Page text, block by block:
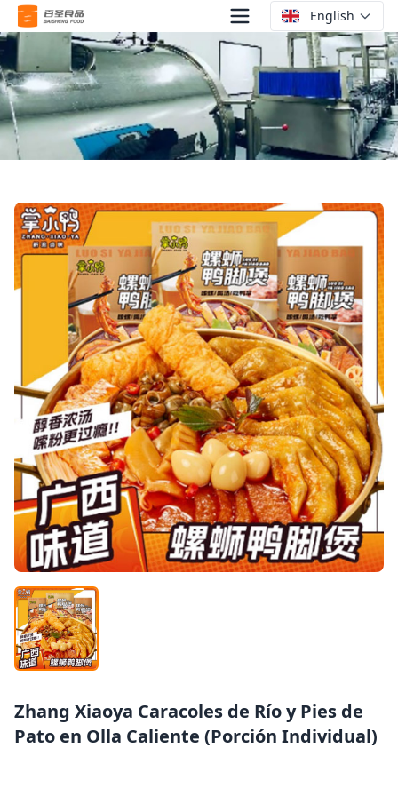
English
Zhang Xiaoya Caracoles de Río y Pies de
Pato en Olla Caliente (Porción Individual)